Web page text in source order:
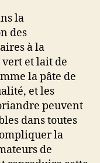
la
des
à la
et lait de
la pâte de
et les
peuvent
dans toutes
la
de